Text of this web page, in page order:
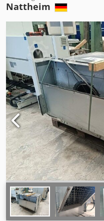
Nattheim